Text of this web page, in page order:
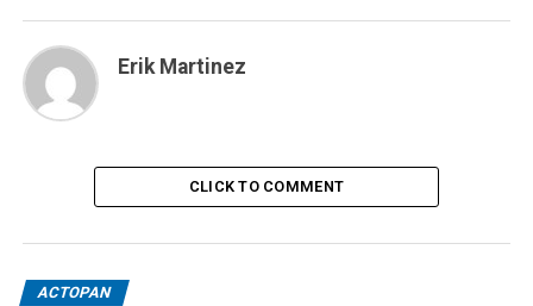
Erik Martinez
CLICK TO COMMENT
ACTOPAN